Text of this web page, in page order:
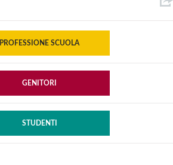
PROFESSIONE SCUOLA
GENITORI
STUDENTI